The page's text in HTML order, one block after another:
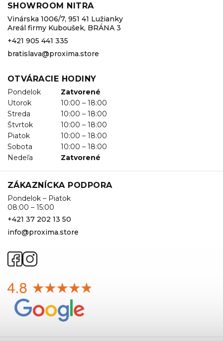
SHOWROOM NITRA
Vinárska 1006/7, 951 41 Lužianky
Areál firmy Kuboušek, BRÁNA 3
+421 905 441 335
bratislava@proxima.store
OTVÁRACIE HODINY
Pondelok
Zatvorené
Utorok
10:00 – 18:00
Streda
10:00 – 18:00
Štvrtok
10:00 – 18:00
Piatok
10:00 – 18:00
Sobota
10:00 – 18:00
Nedeľa
Zatvorené
ZÁKAZNÍCKA PODPORA
Pondelok – Piatok
08:00 – 15:00
+421 37 202 13 50
info@proxima.store